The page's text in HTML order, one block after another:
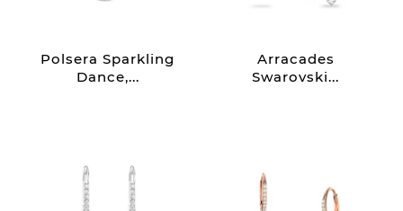
Polsera Sparkling
Dance,...
Arracades
Swarovski...